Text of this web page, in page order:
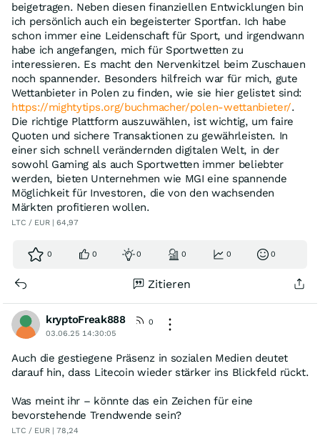
beigetragen. Neben diesen finanziellen Entwicklungen bin
ich persönlich auch ein begeisterter Sportfan. Ich habe
schon immer eine Leidenschaft für Sport, und irgendwann
habe ich angefangen, mich für Sportwetten zu
interessieren. Es macht den Nervenkitzel beim Zuschauen
noch spannender. Besonders hilfreich war für mich, gute
Wettanbieter in Polen zu finden, wie sie hier gelistet sind:
https://mightytips.org/buchmacher/polen-wettanbieter/.
Die richtige Plattform auszuwählen, ist wichtig, um faire
Quoten und sichere Transaktionen zu gewährleisten. In
einer sich schnell verändernden digitalen Welt, in der
sowohl Gaming als auch Sportwetten immer beliebter
werden, bieten Unternehmen wie MGI eine spannende
Möglichkeit für Investoren, die von den wachsenden
Märkten profitieren wollen.
LTC / EUR | 64,97
0 0 0 0 0 0
Zitieren
kryptoFreak888
0
03.06.25 14:30:05
Auch die gestiegene Präsenz in sozialen Medien deutet
darauf hin, dass Litecoin wieder stärker ins Blickfeld rückt.
Was meint ihr – könnte das ein Zeichen für eine
bevorstehende Trendwende sein?
LTC / EUR | 78,24